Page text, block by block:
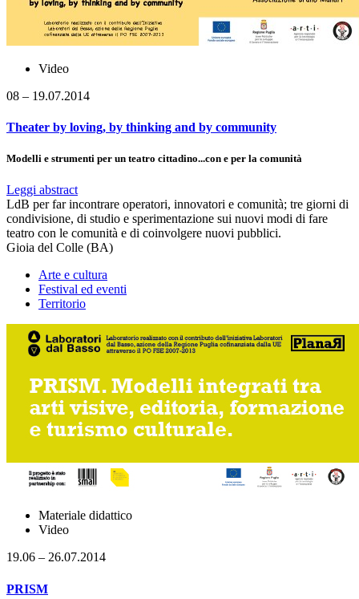
Video
08 – 19.07.2014
Theater by loving, by thinking and by community
Modelli e strumenti per un teatro cittadino...con e per la comunità
Leggi abstract
LdB per far incontrare operatori, innovatori e comunità; tre giorni di
condivisione, di studio e sperimentazione sui nuovi modi di fare
teatro con le comunità e di coinvolgere nuovi pubblici.
Gioia del Colle (BA)
Arte e cultura
Festival ed eventi
Territorio
Materiale didattico
Video
19.06 – 26.07.2014
PRISM